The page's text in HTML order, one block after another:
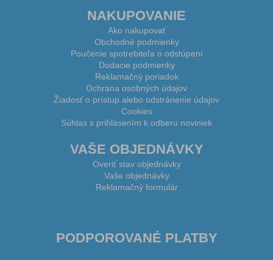
NAKUPOVANIE
Ako nakupovať
Obchodné podmienky
Poučenie spotrebiteľa o odstúpení
Dodacie podmienky
Reklamačný poriadok
Ochrana osobných údajov
Žiadosť o prístup alebo odstránenie údajov
Cookies
Súhlas s prihlásením k odberu noviniek
VAŠE OBJEDNÁVKY
Overiť stav objednávky
Vaše objednávky
Reklamačný formulár
PODPOROVANÉ PLATBY